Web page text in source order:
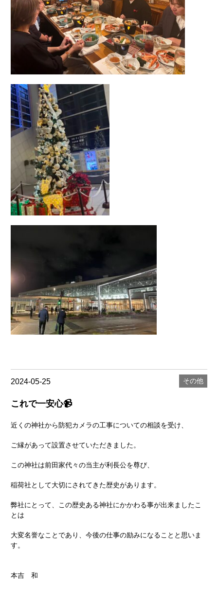
2024-05-25 その他
これで一安心📹
近くの神社から防犯カメラの工事についての相談を受け、
ご縁があって設置させていただきました。
この神社は前田家代々の当主が利長公を尊び、
稲荷社として大切にされてきた歴史があります。
弊社にとって、この歴史ある神社にかかわる事が出来ましたこ
とは
大変名誉なことであり、今後の仕事の励みになることと思いま
す。
本吉 和